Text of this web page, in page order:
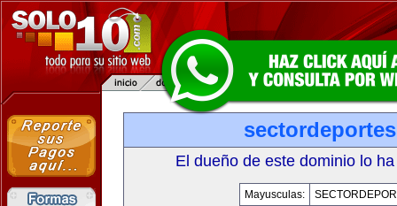
El dueño de este dominio lo
Mayusculas: